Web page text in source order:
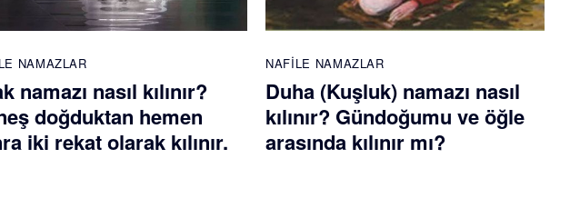
NAMAZLAR
namazı nasıl kılınır?
doğduktan hemen
iki rekat olarak kılınır.
NAFILE NAMAZLAR
Duha (Kuşluk) namazı nasıl
kılınır? Gündoğumu ve öğle
arasında kılınır mı?